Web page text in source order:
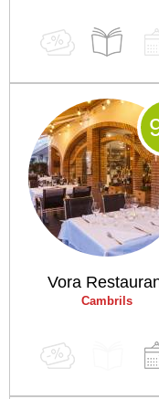
Vora
Cambrils